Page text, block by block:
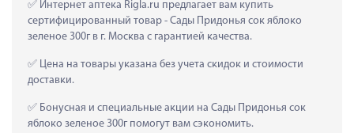
Интернет аптека Rigla.ru предлагает вам купить
сертифицированный товар - Сады Придонья сок яблоко
зеленое 300г в г. Москва с гарантией качества.
Цена на товары указана без учета скидок и стоимости
доставки.
Бонусная и специальные акции на Сады Придонья сок
яблоко зеленое 300г помогут вам сэкономить.